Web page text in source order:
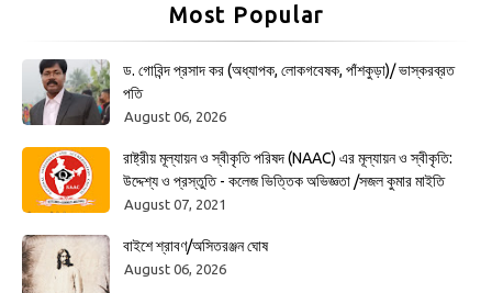
Most Popular
ড. গোবিন্দ প্রসাদ কর (অধ্যাপক, লোকগবেষক, পাঁশকুড়া)/ ভাস্করব্রত
পতি
August 06, 2026
রাষ্ট্রীয় মূল্যায়ন ও স্বীকৃতি পরিষদ (NAAC) এর মূল্যায়ন ও স্বীকৃতি:
উদ্দেশ্য ও প্রস্তুতি - কলেজ ভিত্তিক অভিজ্ঞতা /সজল কুমার মাইতি
August 07, 2021
বাইশে শ্রাবণ/অসিতরঞ্জন ঘোষ
August 06, 2026